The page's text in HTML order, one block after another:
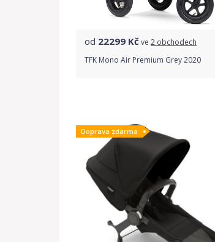
od 22299 Kčve 2 obchodech
TFK Mono Air Premium Grey 2020
Doprava zdarma